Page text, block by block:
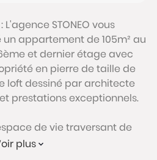
: L'agence STONEO vous
appartement de 105m² au
et dernier étage avec
en pierre de taille de
loft dessiné par architecte
prestations exceptionnels.
de vie traversant de
d’un séjour avec cheminée
plus